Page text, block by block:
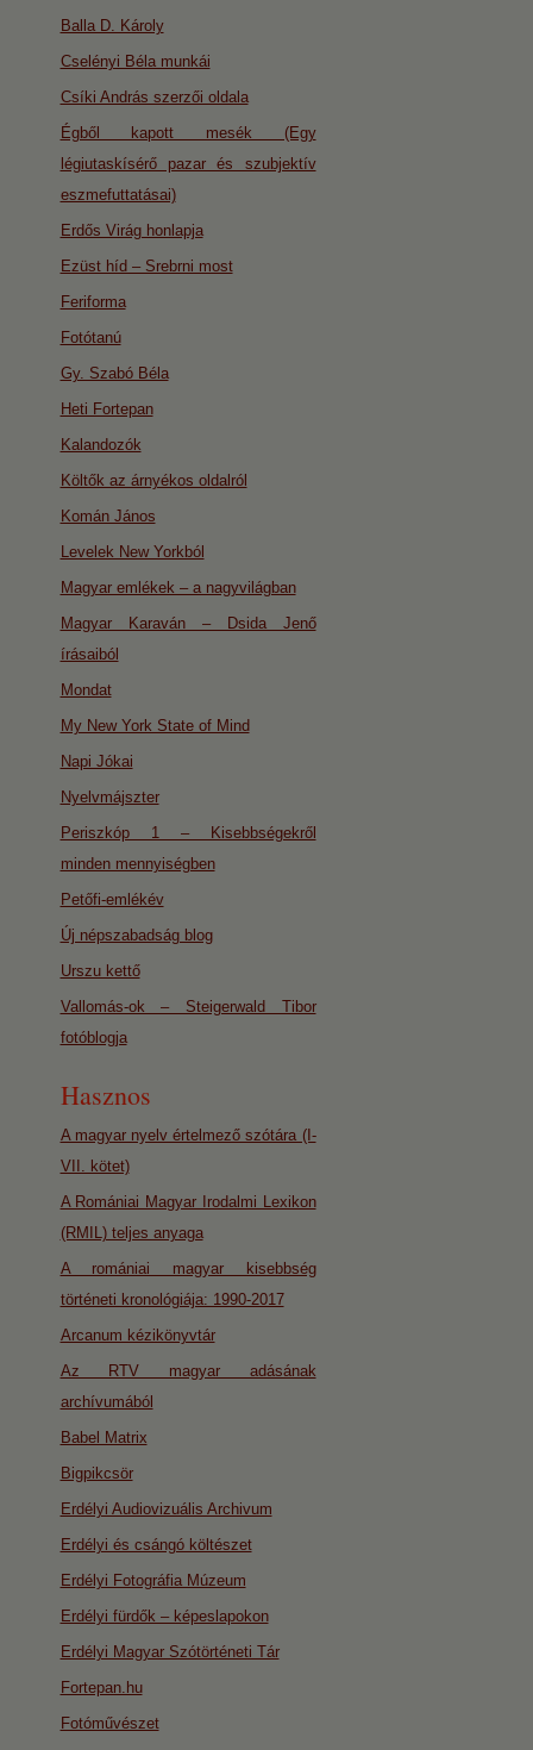
Balla D. Károly
Cselényi Béla munkái
Csíki András szerzői oldala
Égből kapott mesék (Egy
légiutaskísérő pazar és szubjektív
eszmefuttatásai)
Erdős Virág honlapja
Ezüst híd – Srebrni most
Feriforma
Fotótanú
Gy. Szabó Béla
Heti Fortepan
Kalandozók
Költők az árnyékos oldalról
Komán János
Levelek New Yorkból
Magyar emlékek – a nagyvilágban
Magyar Karaván – Dsida Jenő
írásaiból
Mondat
My New York State of Mind
Napi Jókai
Nyelvmájszter
Periszkóp 1 – Kisebbségekről
minden mennyiségben
Petőfi-emlékév
Új népszabadság blog
Urszu kettő
Vallomás-ok – Steigerwald Tibor
fotóblogja
Hasznos
A magyar nyelv értelmező szótára (I-
VII. kötet)
A Romániai Magyar Irodalmi Lexikon
(RMIL) teljes anyaga
A romániai magyar kisebbség
történeti kronológiája: 1990-2017
Arcanum kézikönyvtár
Az RTV magyar adásának
archívumából
Babel Matrix
Bigpikcsör
Erdélyi Audiovizuális Archivum
Erdélyi és csángó költészet
Erdélyi Fotográfia Múzeum
Erdélyi fürdők – képeslapokon
Erdélyi Magyar Szótörténeti Tár
Fortepan.hu
Fotóművészet